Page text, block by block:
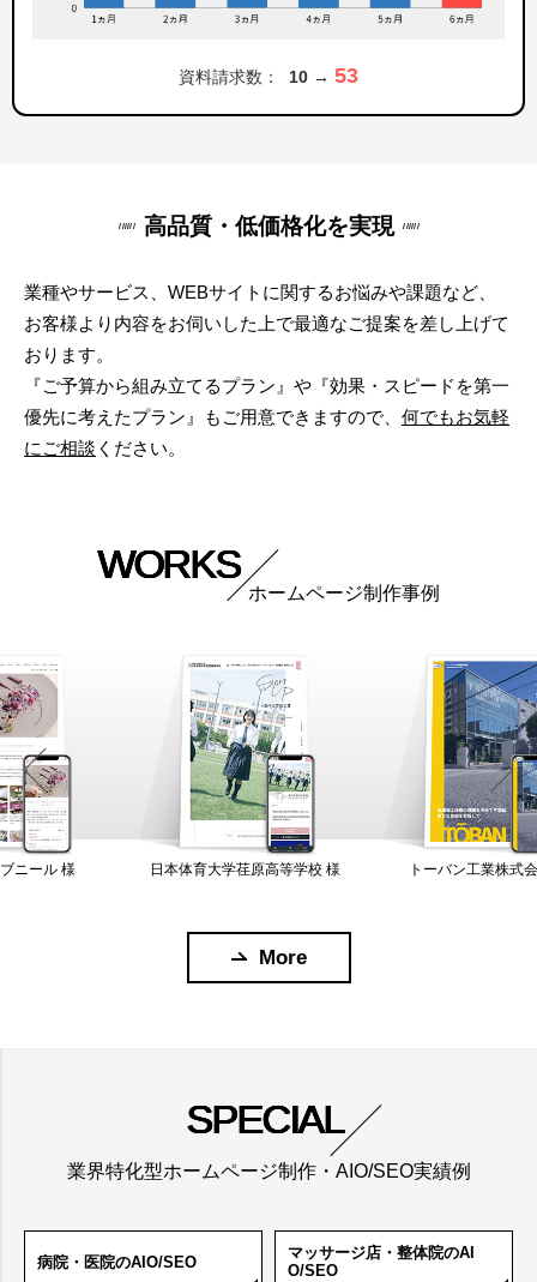
資料請求数： 10 → 53
高品質・低価格化を実現
業種やサービス、WEBサイトに関するお悩みや課題など、
お客様より内容をお伺いした上で最適なご提案を差し上げて
おります。
『ご予算から組み立てるプラン』や『効果・スピードを第一
優先に考えたプラン』もご用意できますので、 何でもお気軽
にご相談 ください。
WORKS
ホームページ制作事例
ル 様 日本体育大学荏原高等学校 様 トーバン工業株式会社
More
SPECIAL
業界特化型ホームページ制作・AIO/SEO実績例
病院・医院のAIO/SEO
マッサージ店・整体院のAI
O/SEO